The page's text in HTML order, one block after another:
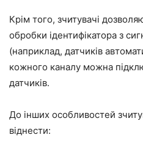
Крім того, зчитувачі
обробки ідентифікатора з
(наприклад, датчиків
кожного каналу можна
датчиків.
До інших особливостей
віднести: